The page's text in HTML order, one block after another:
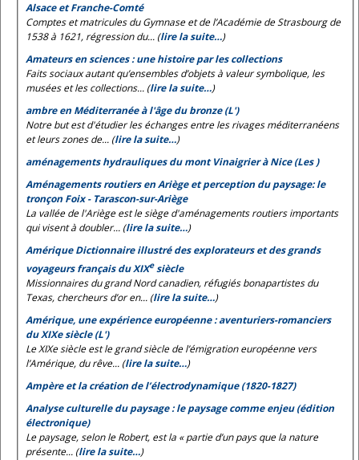
Alsace et Franche-Comté
Comptes et matricules du Gymnase et de l’Académie de Strasbourg de
1538 à 1621, régression du... (lire la suite…)
Amateurs en sciences : une histoire par les collections
Faits sociaux autant qu’ensembles d’objets à valeur symbolique, les
musées et les collections... (lire la suite…)
ambre en Méditerranée à l'âge du bronze (L')
Notre but est d'étudier les échanges entre les rivages méditerranéens
et leurs zones de... (lire la suite…)
aménagements hydrauliques du mont Vinaigrier à Nice (Les )
Aménagements routiers en Ariège et perception du paysage: le
tronçon Foix - Tarascon-sur-Ariège
La vallée de l'Ariège est le siège d'aménagements routiers importants
qui visent à doubler... (lire la suite…)
Amérique Dictionnaire illustré des explorateurs et des grands
voyageurs français du XIXesiècle
Missionnaires du grand Nord canadien, réfugiés bonapartistes du
Texas, chercheurs d’or en... (lire la suite…)
Amérique, une expérience européenne : aventuriers-romanciers
du XIXe siècle (L')
Le XIXe siècle est le grand siècle de l’émigration européenne vers
l’Amérique, du rêve... (lire la suite…)
Ampère et la création de l’électrodynamique (1820-1827)
Analyse culturelle du paysage : le paysage comme enjeu (édition
électronique)
Le paysage, selon leRobert, est la « partie d’un pays que la nature
présente... (lire la suite…)